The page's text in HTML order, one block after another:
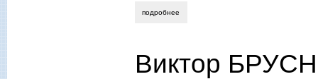
подробнее
Виктор